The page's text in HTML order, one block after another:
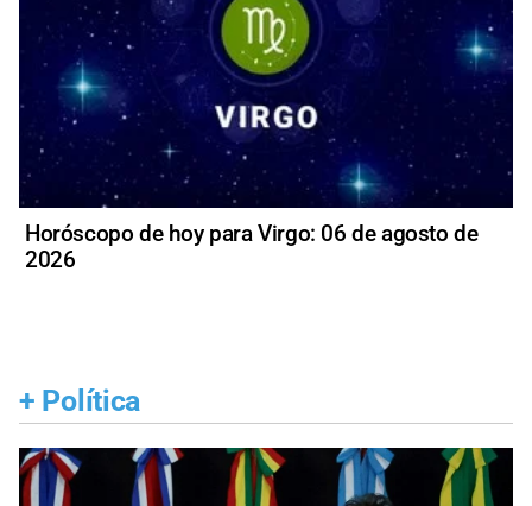
Horóscopo de hoy para Virgo: 06 de agosto de
2026
+ Política